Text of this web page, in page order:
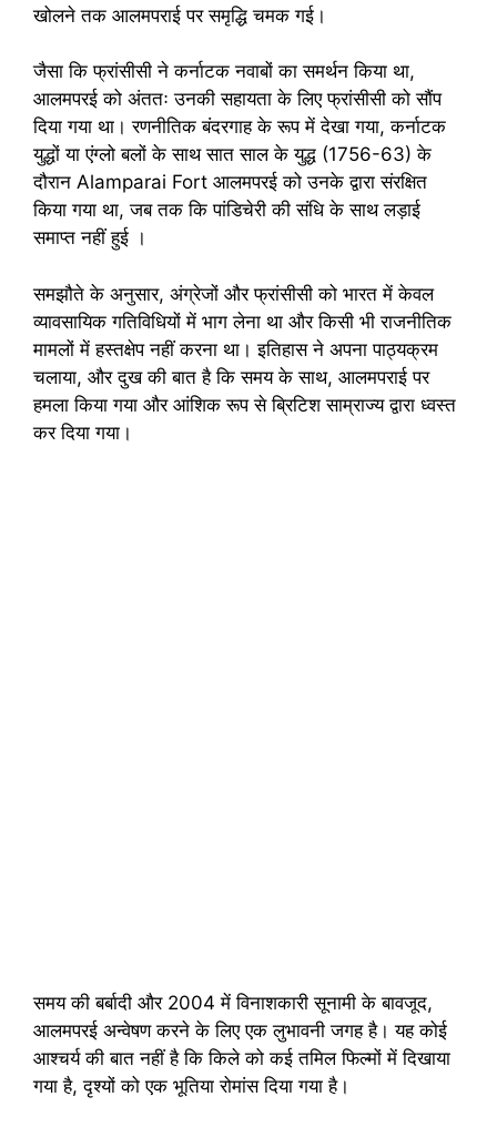
खोलने तक आलमपराई पर समृद्धि चमक गई।
जैसा कि फ्रांसीसी ने कर्नाटक नवाबों का समर्थन किया था,
आलमपरई को अंततः उनकी सहायता के लिए फ्रांसीसी को सौंप
दिया गया था। रणनीतिक बंदरगाह के रूप में देखा गया, कर्नाटक
युद्धों या एंग्लो बलों के साथ सात साल के युद्ध (1756-63) के
दौरान Alamparai Fort आलमपरई को उनके द्वारा संरक्षित
किया गया था, जब तक कि पांडिचेरी की संधि के साथ लड़ाई
समाप्त नहीं हुई ।
समझौते के अनुसार, अंग्रेजों और फ्रांसीसी को भारत में केवल
व्यावसायिक गतिविधियों में भाग लेना था और किसी भी राजनीतिक
मामलों में हस्तक्षेप नहीं करना था। इतिहास ने अपना पाठ्यक्रम
चलाया, और दुख की बात है कि समय के साथ, आलमपराई पर
हमला किया गया और आंशिक रूप से ब्रिटिश साम्राज्य द्वारा ध्वस्त
कर दिया गया।
समय की बर्बादी और 2004 में विनाशकारी सूनामी के बावजूद,
आलमपरई अन्वेषण करने के लिए एक लुभावनी जगह है। यह कोई
आश्चर्य की बात नहीं है कि किले को कई तमिल फिल्मों में दिखाया
गया है, दृश्यों को एक भूतिया रोमांस दिया गया है।